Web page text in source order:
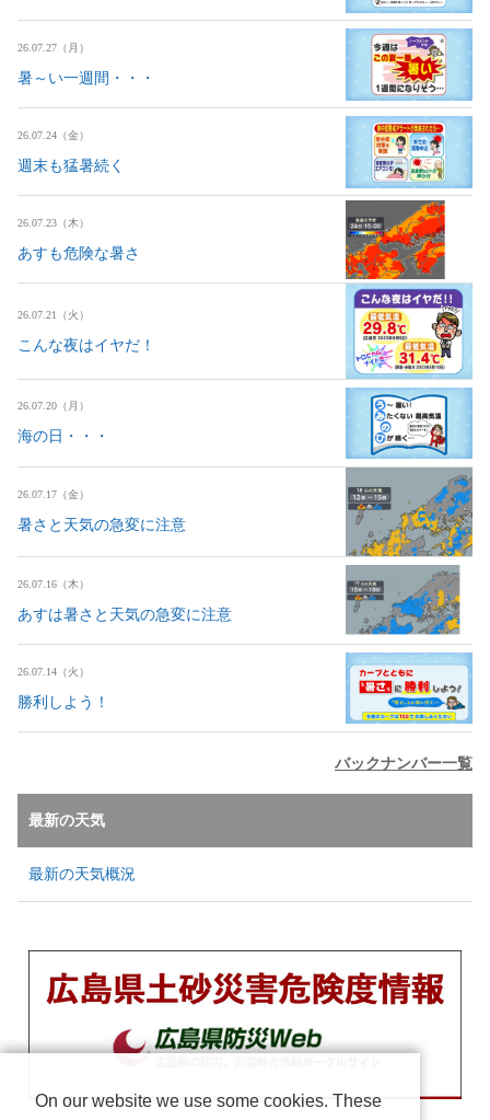
26.07.27（月）
暑～い一週間・・・
26.07.24（金）
週末も猛暑続く
26.07.23（木）
あすも危険な暑さ
26.07.21（火）
こんな夜はイヤだ！
26.07.20（月）
海の日・・・
26.07.17（金）
暑さと天気の急変に注意
26.07.16（木）
あすは暑さと天気の急変に注意
26.07.14（火）
勝利しよう！
バックナンバー一覧
最新の天気
最新の天気概況
On our website we use some cookies. These